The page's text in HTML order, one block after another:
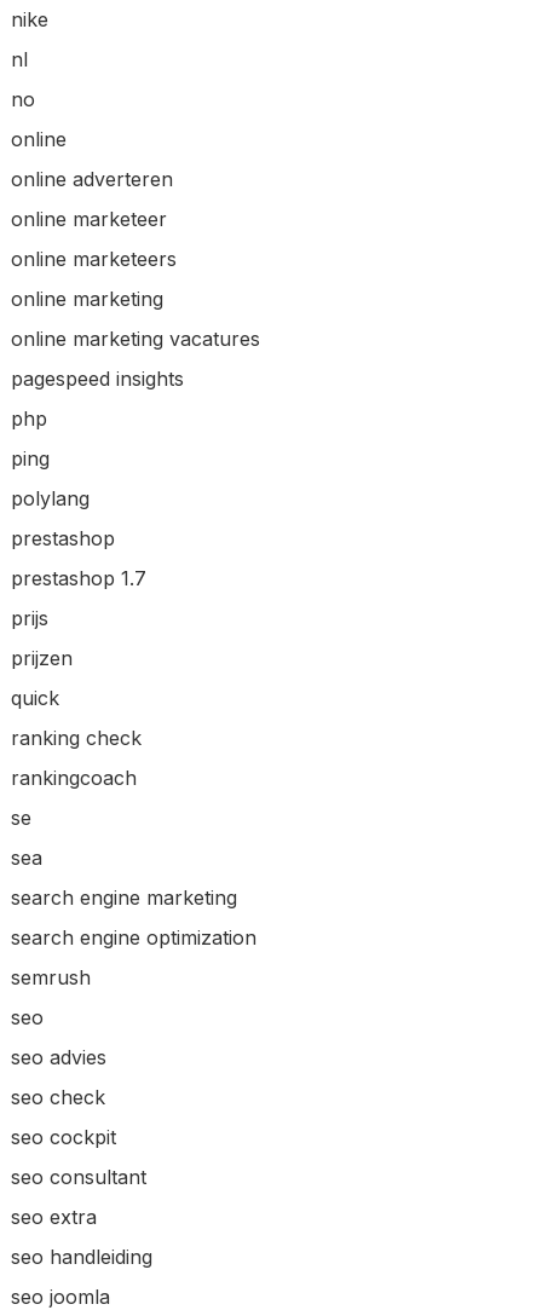
nike
nl
no
online
online adverteren
online marketeer
online marketeers
online marketing
online marketing vacatures
pagespeed insights
php
ping
polylang
prestashop
prestashop 1.7
prijs
prijzen
quick
ranking check
rankingcoach
se
sea
search engine marketing
search engine optimization
semrush
seo
seo advies
seo check
seo cockpit
seo consultant
seo extra
seo handleiding
seo joomla